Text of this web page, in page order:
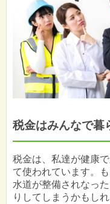
税金はみんなで暮
税金は、私達が健康
て使われています。
水道が整備されなっ
りしてしまうかもし